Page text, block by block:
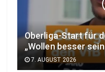
Oberliga-Start für
„Wollen besser
7. AUGUST 2026